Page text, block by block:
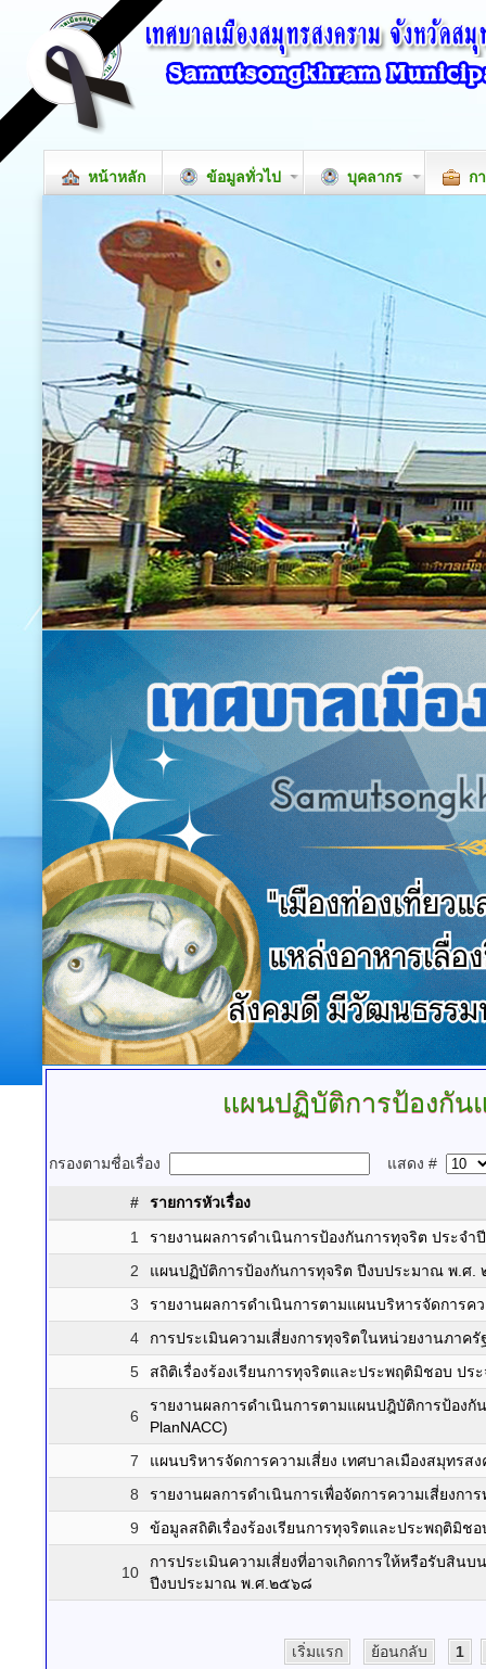
หน้าหลัก ข้อมูลทั่วไป บุคลากร ก
แผนปฏิบัติการป้องกัน
กรองตามชื่อเรื่อง แสดง #
#
รายการหัวเรื่อง
1
รายงานผลการดำเนินการป้องกันการทุจริต ประจ
2
แผนปฏิบัติการป้องกันการทุจริต ปีงบประมาณ พ.ศ.
3
รายงานผลการดำเนินการตามแผนบริหารจัดการ
4
การประเมินความเสี่ยงการทุจริตในหน่วยงานภา
5
สถิติเรื่องร้องเรียนการทุจริตและประพฤติมิชอบ ป
6
รายงานผลการดำเนินการตามแผนปฎิบัติการป้อง
PlanNACC)
7
แผนบริหารจัดการความเสี่ยง เทศบาลเมืองสมุทร
8
รายงานผลการดำเนินการเพื่อจัดการความเสี่ยง
9
ข้อมูลสถิติเรื่องร้องเรียนการทุจริตและประพฤติมิ
10
การประเมินความเสี่ยงที่อาจเกิดการให้หรือรับสิน
ปีงบประมาณ พ.ศ.๒๕๖๘
เริ่มแรก ย้อนกลับ 1